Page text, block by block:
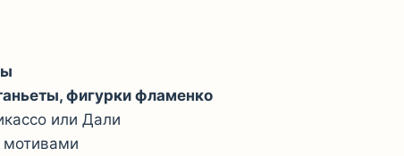
фигурки фламенко
или Дали
мотивами